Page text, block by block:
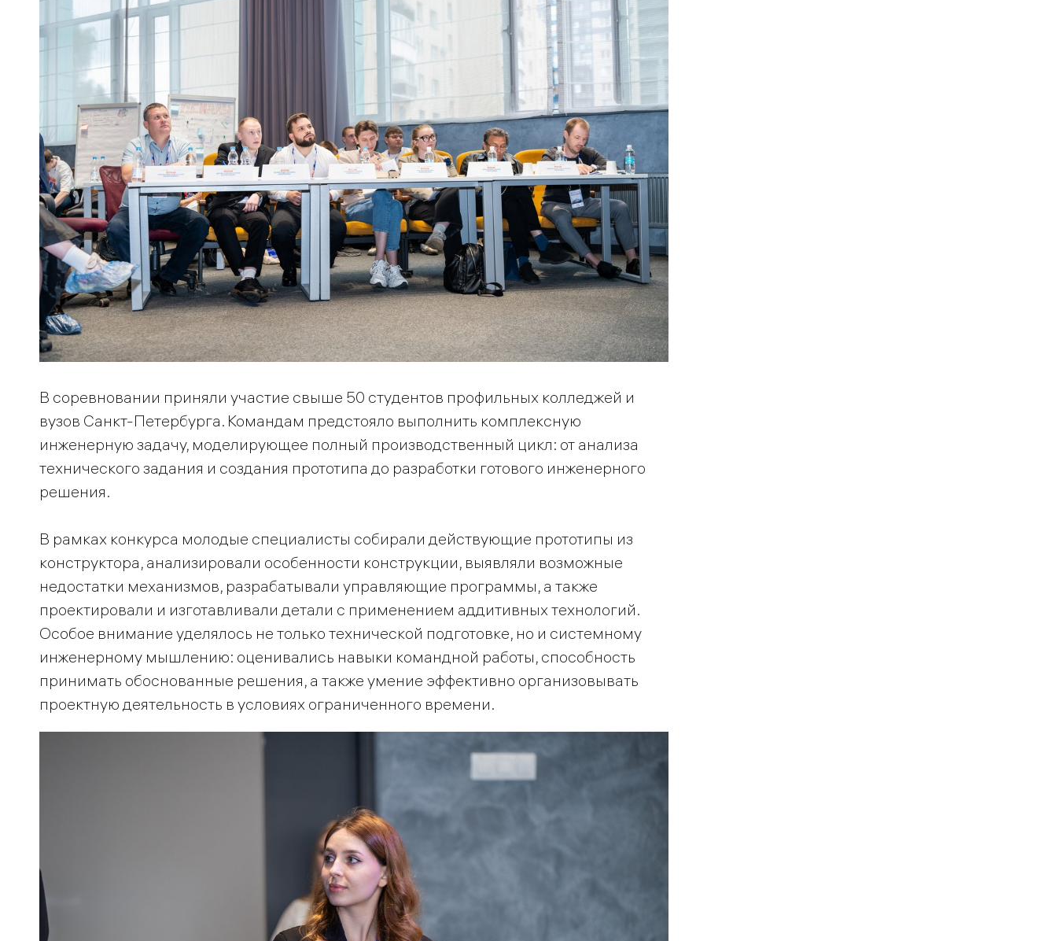
В соревновании приняли участие свыше 50 студентов профильных колледжей и
вузов Санкт-Петербурга. Командам предстояло выполнить комплексную
инженерную задачу, моделирующее полный производственный цикл: от анализа
технического задания и создания прототипа до разработки готового инженерного
решения.
В рамках конкурса молодые специалисты собирали действующие прототипы из
конструктора, анализировали особенности конструкции, выявляли возможные
недостатки механизмов, разрабатывали управляющие программы, а также
проектировали и изготавливали детали с применением аддитивных технологий.
Особое внимание уделялось не только технической подготовке, но и системному
инженерному мышлению: оценивались навыки командной работы, способность
принимать обоснованные решения, а также умение эффективно организовывать
проектную деятельность в условиях ограниченного времени.